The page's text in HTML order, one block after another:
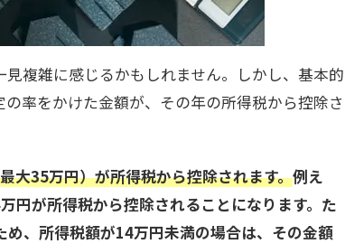
複雑に感じるかもしれません。しかし、基本的
率をかけた金額が、その年の所得税から控除さ
大35万円）が所得税から控除されます。例え
円が所得税から控除されることになります。た
、所得税額が14万円未満の場合は、その金額